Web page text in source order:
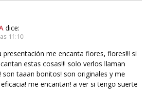
dice:
11:10
presentación me encanta flores, flores!!! si
estas cosas!!! solo verlos llaman
taaan bonitos! son originales y me
me encantan! a ver si tengo suerte